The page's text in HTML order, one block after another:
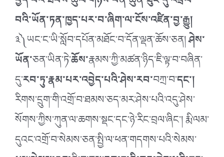
བའི་ཡོན་ཏན་ཁྱད་པར་བ་ཞིག་ལ་ངོས་འཛིན་བྱ་རྒྱུ།
༣༽ཡང་ང་ཡི་སློབ་དཔོན་མཐོང་བ་དོན་ལྡན་ཆོས་ཅན།ཤེས་
ཡོན་ཅན་ཡིན་ཏེ་ཆོས་རྣམས་ཀྱི་མཚན་ཉིད་ཇི་ལྟ་བ་བཞིན་
དུ་རབ་ཏུ་རྣམ་པར་འབྱེད་པའི་ཤེས་རབ་བཀྲ་བ་དང་།
རིགས་དྲུག་གི་འགྲོ་བ་ཐམས་ཅད་མར་ཤེས་པའི་འདུ་ཤེས་
སོགས་ཀྱིས་ཀུན་ལ་ཆགས་སྡང་དང་ཉེ་རིང་བྲལ་ཞིང་། རྨི་ལམ་
དུའང་འགྲོ་བ་སེམས་ཅན་སྤྱི་ལ་ཕན་གདགས་པའི་སེམས་